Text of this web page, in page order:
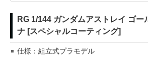
RG 1/144 ガンダムアストレイ ゴー
ナ [スペシャルコーティング]
仕様：組立式プラモデル